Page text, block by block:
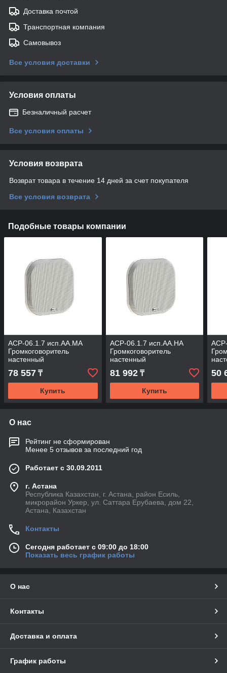
Доставка почтой
Транспортная компания
Самовывоз
Все условия доставки
Условия оплаты
Безналичный расчет
Все условия оплаты
Условия возврата
Возврат товара в течение 14 дней за счет покупателя
Все условия возврата
Подобные товары компании
АСР-06.1.7 исп.АА.МА
Громкоговоритель
настенный
78 557 ₸
Купить
АСР-06.1.7 исп.АА.НА
Громкоговоритель
настенный
81 992₸
Купить
50
О нас
Рейтинг не сформирован
Менее 5 отзывов за последний год
Работает с 30.09.2011
г. Астана
Республика Казахстан, г. Астана, район Есиль,
микрорайон Уркер, ул. Саттара Ерубаева, дом 22,
Астана, Казахстан
Контакты
Сегодня работает с 09:00 до 18:00
Показать весь график работы
О нас
Контакты
Доставка и оплата
График работы